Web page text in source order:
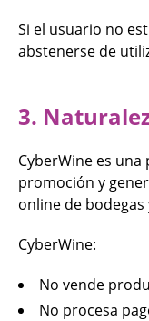
Si el usuario no
abstenerse de
3.
CyberWine es
promoción y
online de
CyberWine:
No vende
No procesa